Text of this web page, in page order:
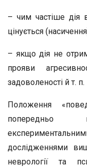
– чим частіше дія
цінується
– якщо дія не
прояви
задоволеності й т. п.
Положення
попередньо
дослідженнями
неврології та